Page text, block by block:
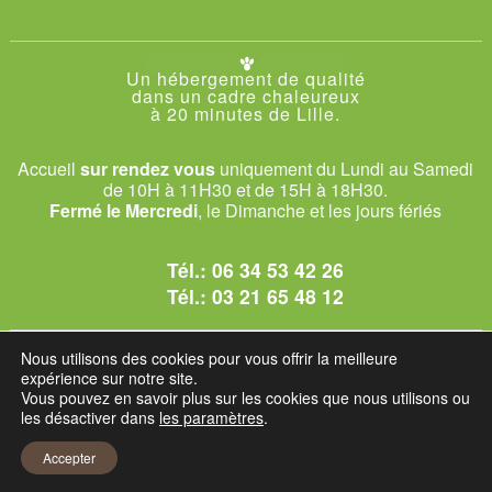
Un hébergement de qualité
dans un cadre chaleureux
à 20 minutes de Lille.
Accueilsur rendez vous uniquement du Lundi au Samedi
de 10H à 11H30 et de 15H à 18H30.
Fermé le Mercredi, le Dimanche et les jours fériés
Tél.:06 34 53 42 26
Tél.:03 21 65 48 12
© 2026 Le Club des Chats
1228 rue bataille - 62840 Sailly-sur-la-Lys.
Mentions légales et C.G.U
Nous utilisons des cookies pour vous offrir la meilleure
expérience sur notre site.
Vous pouvez en savoir plus sur les cookies que nous utilisons ou
les désactiver dans les paramètres.
Accepter